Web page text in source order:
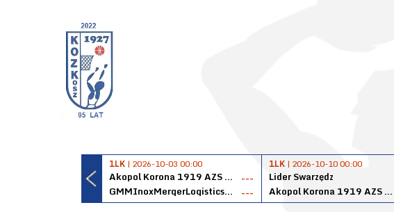
1LK | 2026-10-03 00:00
Akopol Korona 1919 AZS PK Kraków
---
GMMInoxMergerLogisticsPanteryŁańcut
---
1LK | 2026-10-10 00:00
Lider Swarzędz
Akopol Korona 1919 AZS PK Kraków